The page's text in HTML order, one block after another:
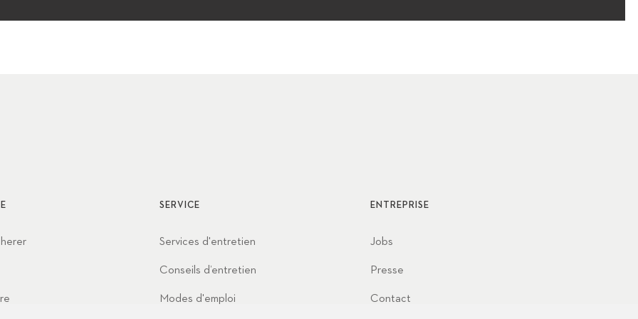
SERVICE
Services d'entretien
Conseils d’entretien
Modes d'emploi
ENTREPRISE
Jobs
Presse
Contact